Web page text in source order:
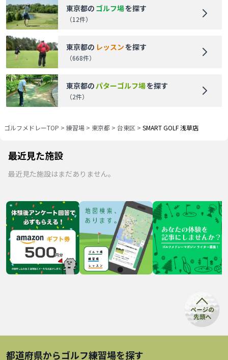
東京都の ゴルフ場を探す
（12件）
東京都の レッスンを探す
（668件）
東京都の パターゴルフ場を探す
（2件）
ゴルフメドレーTOP > 練習場 > 東京都 > 台東区 > SMART GOLF 浅草店
最近見た施設
最近見た施設はまだありません。
都道府県からゴルフ練習場を探す